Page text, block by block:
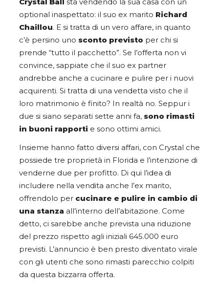
Crystal Ball
sta vendendo la sua casa con un
optional inaspettato: il suo ex marito Richard
Chaillou. E si tratta di un vero affare, in quanto
c’è persino uno sconto previsto per chi si
prende “tutto il pacchetto”. Se l’offerta non vi
convince, sappiate che il suo ex partner
andrebbe anche a cucinare e pulire per i nuovi
acquirenti. Si tratta di una vendetta visto che il
loro matrimonio è finito? In realtà no. Seppur i
due si siano separati sette anni fa, sono rimasti
in buoni rapporti e sono ottimi amici.
Insieme hanno fatto diversi affari, con Crystal che
possiede tre proprietà in Florida e l’intenzione di
venderne due per profitto. Di qui l’idea di
includere nella vendita anche l’ex marito,
offrendolo per cucinare e pulire in cambio di
una stanza all’interno dell’abitazione. Come
detto, ci sarebbe anche prevista una riduzione
del prezzo rispetto agli iniziali 645.000 euro
previsti. L’annuncio è ben presto diventato virale
con gli utenti che sono rimasti parecchio colpiti
da questa bizzarra offerta.